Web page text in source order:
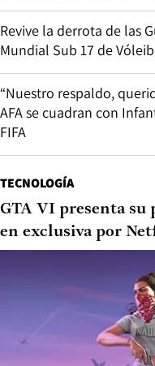
Revive la derrota de las
Mundial Sub 17 de
“Nuestro respaldo,
AFA se cuadran con
FIFA
TECNOLOGÍA
GTA VI presenta
en exclusiva por